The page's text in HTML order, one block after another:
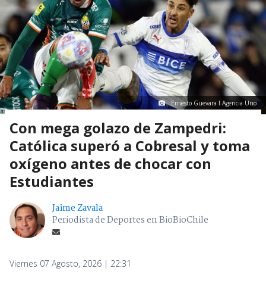
Ernesto Guevara I Agencia Uno
Con mega golazo de Zampedri:
Católica superó a Cobresal y toma
oxígeno antes de chocar con
Estudiantes
Jaime Zavala
Periodista de Deportes en BioBioChile
Viernes 07 Agosto, 2026 | 22:31